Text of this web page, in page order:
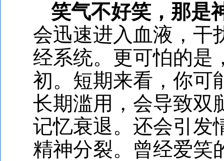
笑气不好笑，那是
会迅速进入血液，干
经系统。更可怕的是
初。短期来看，你可
长期滥用，会导致双
记忆衰退。还会引发
精神分裂。曾经爱笑